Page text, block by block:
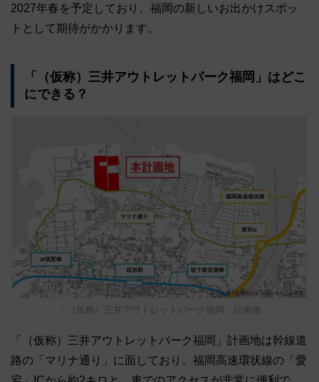
2027年春を予定しており、福岡の新しいお出かけスポッ
トとして期待がかかります。
「（仮称）三井アウトレットパーク福岡」はどこ
にできる？
「（仮称）三井アウトレットパーク福岡」計画地
「（仮称）三井アウトレットパーク福岡」計画地は幹線道
路の「マリナ通り」に面しており、福岡高速環状線の「愛